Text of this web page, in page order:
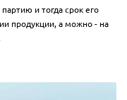
и тогда срок его
продукции, а можно - на